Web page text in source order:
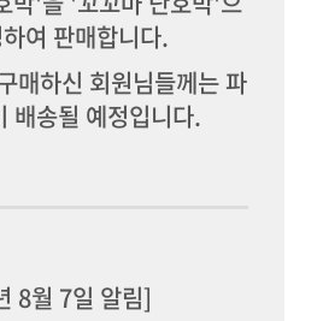
여 판매합니다.
매하신 회원님들께는 파
배송될 예정입니다.
8월 7일 알림]